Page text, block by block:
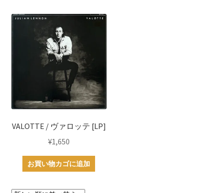
VALOTTE / ヴァロッテ [LP]
¥1,650
お買い物カゴに追加